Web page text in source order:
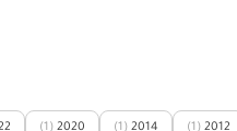
2012
(1)
2014
(1)
2020
(1)